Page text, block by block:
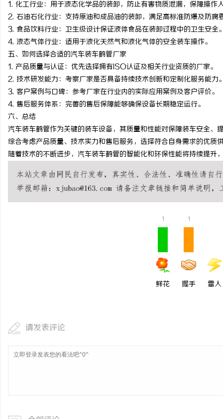
1. 化工行业：用于液态化学品的装卸，防止有害物质泄漏，保障操作
2. 石油石化行业：支持原油和成品油的装卸，满足高标准防爆及防腐
3. 食品饮料行业：卫生级设计保证液体食品在装卸过程中的卫生安全
4. 液态气体行业：适用于液化天然气和液化气体的安全装车操作。
五、如何选择合适的汽车装车鹤管厂家
1. 产品质量与认证：优先选择拥有ISO认证及相关行业资质的厂家。
2. 技术研发能力：考察厂家是否具备持续技术创新和定制化服务能力
3. 客户案例与口碑：参考厂家在行业内的实际应用案例及客户评价。
4. 售后服务体系：完善的售后保障能够确保设备长期稳定运行。
六、总结
汽车装车鹤管作为关键的装车设备，其质量和性能对保障装车安全
综合考虑产品质量、技术实力和售后服务，选择符合自身需求的优质
随着技术的不断进步，汽车装车鹤管的智能化和环保性能将持续提升
1
鲜花
1
握手 雷人
请发表评论
贝净 AC 国际医疗实验